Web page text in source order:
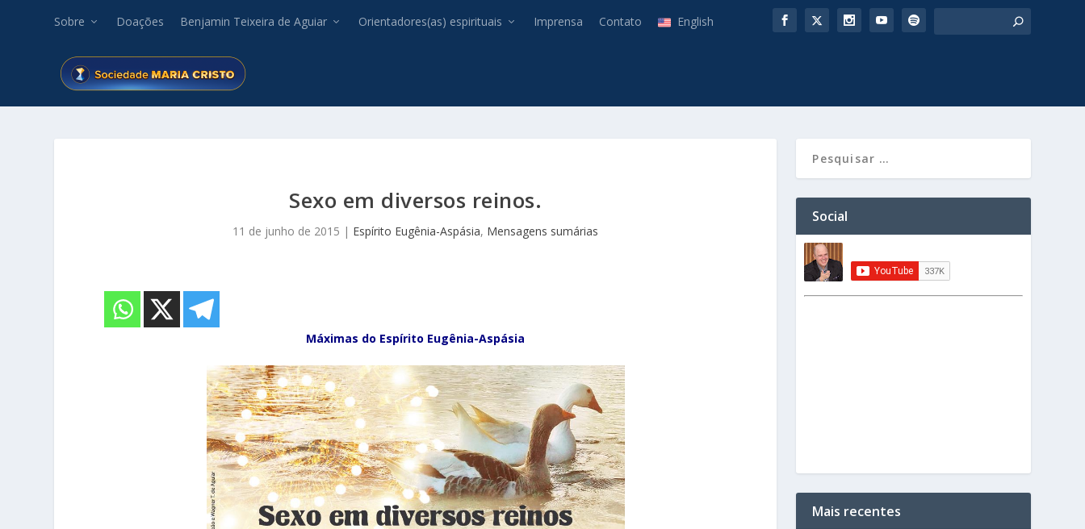
Sobre Doações Benjamin Teixeira de Aguiar Orientadores(as) espirituais Imprensa Contato English
Sexo em diversos reinos.
11 de junho de 2015 | Espírito Eugênia-Aspásia, Mensagens sumárias
Máximas do Espírito Eugênia-Aspásia
Social
Mais recentes